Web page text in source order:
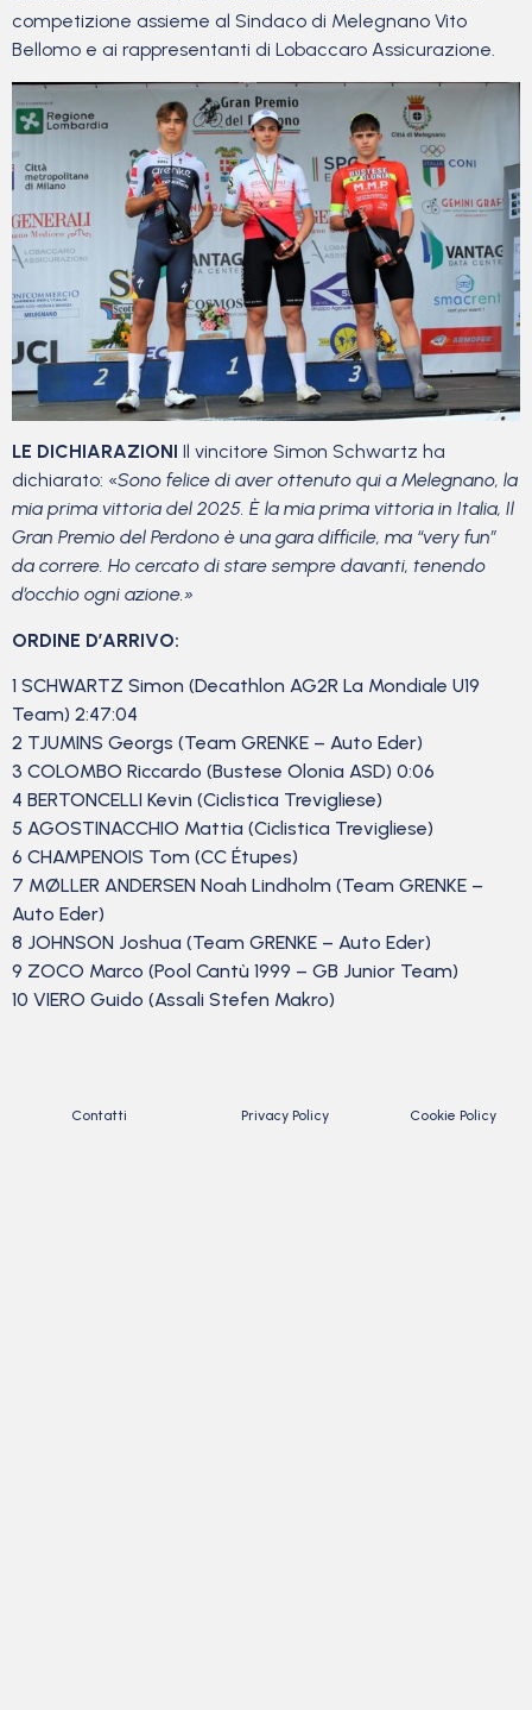
competizione assieme al Sindaco di Melegnano Vito
Bellomo e ai rappresentanti di Lobaccaro Assicurazione.
LE DICHIARAZIONI Il vincitore Simon Schwartz ha
dichiarato: «Sono felice di aver ottenuto qui a Melegnano, la
mia prima vittoria del 2025. È la mia prima vittoria in Italia, Il
Gran Premio del Perdono è una gara difficile, ma “very fun”
da correre. Ho cercato di stare sempre davanti, tenendo
d’occhio ogni azione.»
ORDINE D’ARRIVO:
1 SCHWARTZ Simon (Decathlon AG2R La Mondiale U19
Team) 2:47:04
2 TJUMINS Georgs (Team GRENKE – Auto Eder)
3 COLOMBO Riccardo (Bustese Olonia ASD) 0:06
4 BERTONCELLI Kevin (Ciclistica Trevigliese)
5 AGOSTINACCHIO Mattia (Ciclistica Trevigliese)
6 CHAMPENOIS Tom (CC Étupes)
7 MØLLER ANDERSEN Noah Lindholm (Team GRENKE –
Auto Eder)
8 JOHNSON Joshua (Team GRENKE – Auto Eder)
9 ZOCO Marco (Pool Cantù 1999 – GB Junior Team)
10 VIERO Guido (Assali Stefen Makro)
Contatti Privacy Policy Cookie Policy